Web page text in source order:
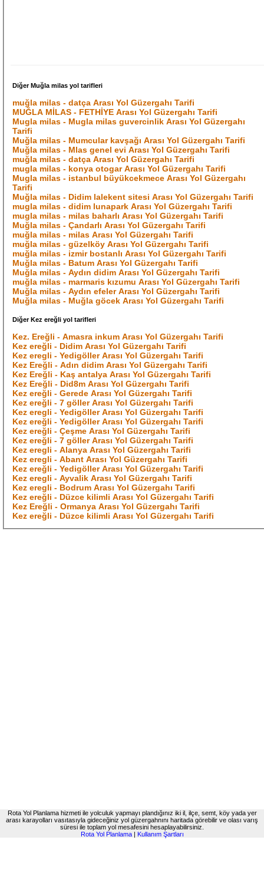
Diğer Muğla milas yol tarifleri
muğla milas - datça Arası Yol Güzergahı Tarifi
MUĞLA MİLAS - FETHİYE Arası Yol Güzergahı Tarifi
Mugla milas - Mugla milas guvercinlik Arası Yol Güzergahı
Tarifi
Muğla milas - Mumcular kavşağı Arası Yol Güzergahı Tarifi
Muğla milas - Mlas genel evi Arası Yol Güzergahı Tarifi
muğla milas - datça Arası Yol Güzergahı Tarifi
mugla milas - konya otogar Arası Yol Güzergahı Tarifi
Mugla milas - istanbul büyükcekmece Arası Yol Güzergahı
Tarifi
Muğla milas - Didim lalekent sitesi Arası Yol Güzergahı Tarifi
mugla milas - didim lunapark Arası Yol Güzergahı Tarifi
mugla milas - milas baharlı Arası Yol Güzergahı Tarifi
Muğla milas - Çandarlı Arası Yol Güzergahı Tarifi
muğla milas - milas Arası Yol Güzergahı Tarifi
muğla milas - güzelköy Arası Yol Güzergahı Tarifi
muğla milas - izmir bostanlı Arası Yol Güzergahı Tarifi
Muğla milas - Batum Arası Yol Güzergahı Tarifi
Muğla milas - Aydın didim Arası Yol Güzergahı Tarifi
muğla milas - marmaris kızumu Arası Yol Güzergahı Tarifi
Muğla milas - Aydın efeler Arası Yol Güzergahı Tarifi
Muğla milas - Muğla göcek Arası Yol Güzergahı Tarifi
Diğer Kez ereğli yol tarifleri
Kez. Ereğli - Amasra inkum Arası Yol Güzergahı Tarifi
Kez ereğli - Didim Arası Yol Güzergahı Tarifi
Kez eregli - Yedigöller Arası Yol Güzergahı Tarifi
Kez Ereğli - Adın didim Arası Yol Güzergahı Tarifi
Kez Ereğli - Kaş antalya Arası Yol Güzergahı Tarifi
Kez Ereğli - Did8m Arası Yol Güzergahı Tarifi
Kez ereğli - Gerede Arası Yol Güzergahı Tarifi
Kez ereğli - 7 göller Arası Yol Güzergahı Tarifi
Kez eregli - Yedigöller Arası Yol Güzergahı Tarifi
Kez ereğli - Yedigöller Arası Yol Güzergahı Tarifi
Kez ereğli - Çeşme Arası Yol Güzergahı Tarifi
Kez ereğli - 7 göller Arası Yol Güzergahı Tarifi
Kez eregli - Alanya Arası Yol Güzergahı Tarifi
Kez eregli - Abant Arası Yol Güzergahı Tarifi
Kez ereğli - Yedigöller Arası Yol Güzergahı Tarifi
Kez eregli - Ayvalik Arası Yol Güzergahı Tarifi
Kez eregli - Bodrum Arası Yol Güzergahı Tarifi
Kez ereğli - Düzce kilimli Arası Yol Güzergahı Tarifi
Kez Ereğli - Ormanya Arası Yol Güzergahı Tarifi
Kez ereğli - Düzce kilimli Arası Yol Güzergahı Tarifi
Rota Yol Planlama hizmeti ile yolculuk yapmayı plandığınız iki il, ilçe, semt, köy yada yer
arası karayolları vasıtasıyla gideceğiniz yol güzergahnını haritada görebilir ve olası varış
süresi ile toplam yol mesafesini hesaplayabilirsiniz.
Rota Yol Planlama| Kullanım Şartları